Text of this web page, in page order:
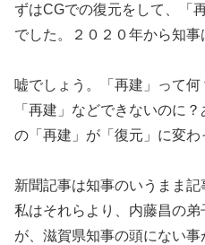
ずはCGでの復元をして、「
でした。２０２０年から知事
嘘でしょう。「再建」って
「再建」などできないのに
の「再建」が「復元」に変わ
新聞記事は知事のいうまま記
私はそれらより、内藤昌の弟
が、滋賀県知事の頭にない事